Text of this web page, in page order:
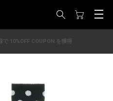
で 10%OFF COUPON を獲得